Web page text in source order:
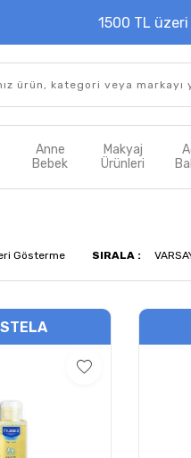
1500 TL üzeri
Anne
Bebek
Makyaj
Ürünleri
Gösterme SIRALA :